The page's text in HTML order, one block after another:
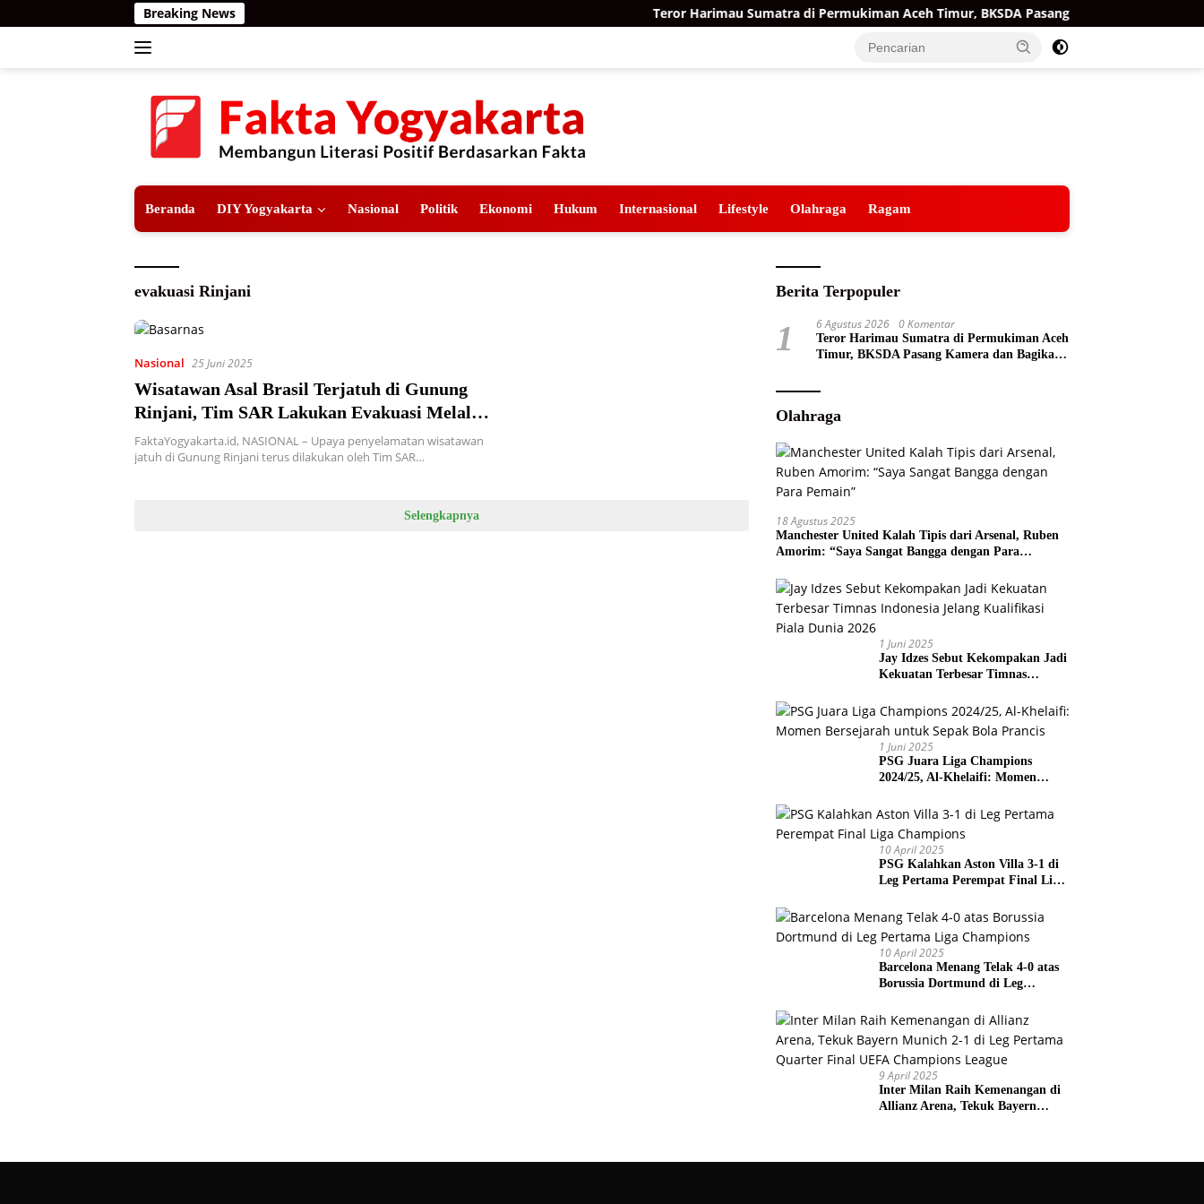
ke
Breaking News Teror Harimau Sumatra di Permukiman Aceh Timur, BKSDA Pasang Kamera dan Bagikan
Beranda DIY Yogyakarta Nasional Politik Ekonomi Hukum Internasional Lifestyle Olahraga Ragam
evakuasi Rinjani
Nasional 25 Juni 2025
Wisatawan Asal Brasil Terjatuh di Gunung
Rinjani, Tim SAR Lakukan Evakuasi Melalui
Medan Ekstrem
FaktaYogyakarta.id, NASIONAL – Upaya penyelamatan wisatawan
jatuh di Gunung Rinjani terus dilakukan oleh Tim SAR…
Selengkapnya
Berita Terpopuler
1 6 Agustus 2026 0 Komentar
Teror Harimau Sumatra di Permukiman Aceh
Timur, BKSDA Pasang Kamera dan Bagikan
Olahraga
18 Agustus 2025
Manchester United Kalah Tipis dari Arsenal, Ruben
Amorim: “Saya Sangat Bangga dengan Para
1 Juni 2025
Jay Idzes Sebut Kekompakan Jadi
Kekuatan Terbesar Timnas
Dunia 2026
1 Juni 2025
PSG Juara Liga Champions
2024/25, Al-Khelaifi: Momen
Prancis
10 April 2025
PSG Kalahkan Aston Villa 3-1 di
Leg Pertama Perempat Final Liga
10 April 2025
Barcelona Menang Telak 4-0 atas
Borussia Dortmund di Leg
9 April 2025
Inter Milan Raih Kemenangan di
Allianz Arena, Tekuk Bayern